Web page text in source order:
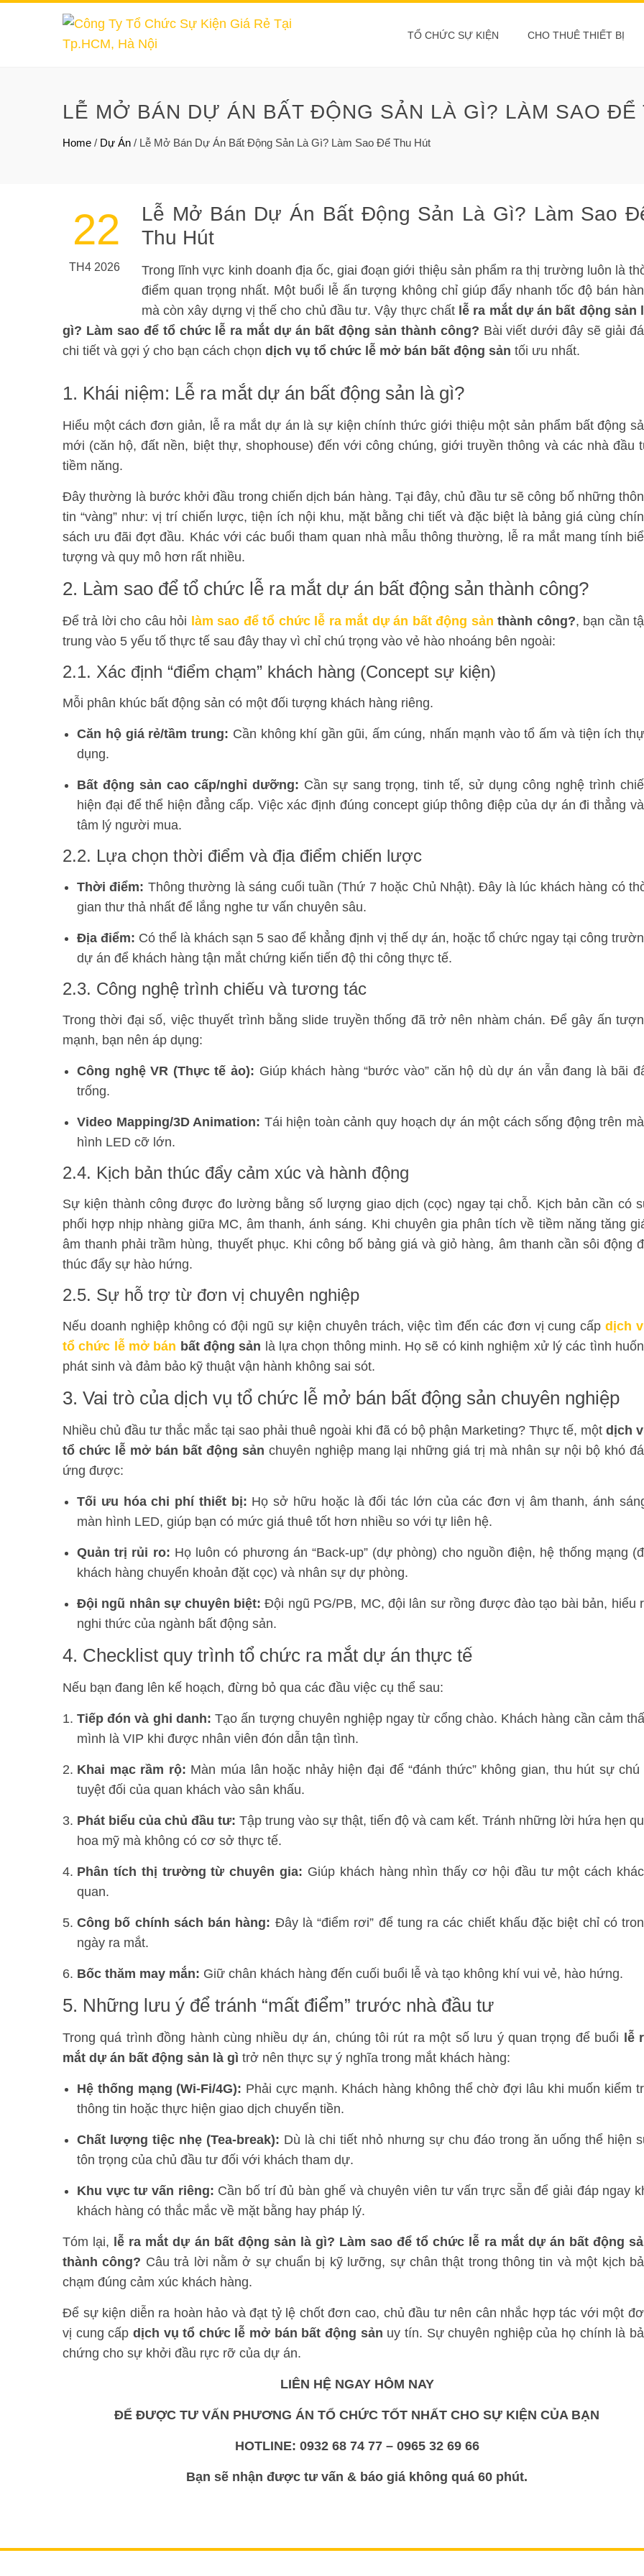
TỔ CHỨC SỰ KIỆN CHO THUÊ THIẾT BỊ
LỄ MỞ BÁN DỰ ÁN BẤT ĐỘNG SẢN LÀ GÌ? LÀM SAO ĐỂ
Home / Dự Án / Lễ Mở Bán Dự Án Bất Động Sản Là Gì? Làm Sao Để Thu Hút
22
TH4 2026
Lễ Mở Bán Dự Án Bất Động Sản Là Gì? Làm Sao
Thu Hút
Trong lĩnh vực kinh doanh địa ốc, giai đoạn giới thiệu sản phẩm ra thị trường luôn là
điểm quan trọng nhất. Một buổi lễ ấn tượng không chỉ giúp đẩy nhanh tốc độ bán
mà còn xây dựng vị thế cho chủ đầu tư. Vậy thực chất lễ ra mắt dự án bất động sản
gì? Làm sao để tổ chức lễ ra mắt dự án bất động sản thành công? Bài viết dưới đây sẽ giải
chi tiết và gợi ý cho bạn cách chọn dịch vụ tổ chức lễ mở bán bất động sản tối ưu nhất.
1. Khái niệm: Lễ ra mắt dự án bất động sản là gì?
Hiểu một cách đơn giản, lễ ra mắt dự án là sự kiện chính thức giới thiệu một sản phẩm bất động
mới (căn hộ, đất nền, biệt thự, shophouse) đến với công chúng, giới truyền thông và các nhà đầu
tiềm năng.
Đây thường là bước khởi đầu trong chiến dịch bán hàng. Tại đây, chủ đầu tư sẽ công bố những
tin “vàng” như: vị trí chiến lược, tiện ích nội khu, mặt bằng chi tiết và đặc biệt là bảng giá cùng
sách ưu đãi đợt đầu. Khác với các buổi tham quan nhà mẫu thông thường, lễ ra mắt mang tính
tượng và quy mô hơn rất nhiều.
2. Làm sao để tổ chức lễ ra mắt dự án bất động sản thành công?
Để trả lời cho câu hỏi làm sao để tổ chức lễ ra mắt dự án bất động sản thành công?, bạn cần
trung vào 5 yếu tố thực tế sau đây thay vì chỉ chú trọng vào vẻ hào nhoáng bên ngoài:
2.1. Xác định “điểm chạm” khách hàng (Concept sự kiện)
Mỗi phân khúc bất động sản có một đối tượng khách hàng riêng.
Căn hộ giá rẻ/tầm trung: Cần không khí gần gũi, ấm cúng, nhấn mạnh vào tổ ấm và tiện ích
dụng.
Bất động sản cao cấp/nghỉ dưỡng: Cần sự sang trọng, tinh tế, sử dụng công nghệ trình
hiện đại để thể hiện đẳng cấp. Việc xác định đúng concept giúp thông điệp của dự án đi thẳng
tâm lý người mua.
2.2. Lựa chọn thời điểm và địa điểm chiến lược
Thời điểm: Thông thường là sáng cuối tuần (Thứ 7 hoặc Chủ Nhật). Đây là lúc khách hàng có
gian thư thả nhất để lắng nghe tư vấn chuyên sâu.
Địa điểm: Có thể là khách sạn 5 sao để khẳng định vị thế dự án, hoặc tổ chức ngay tại công
dự án để khách hàng tận mắt chứng kiến tiến độ thi công thực tế.
2.3. Công nghệ trình chiếu và tương tác
Trong thời đại số, việc thuyết trình bằng slide truyền thống đã trở nên nhàm chán. Để gây ấn
mạnh, bạn nên áp dụng:
Công nghệ VR (Thực tế ảo): Giúp khách hàng “bước vào” căn hộ dù dự án vẫn đang là bãi
trống.
Video Mapping/3D Animation: Tái hiện toàn cảnh quy hoạch dự án một cách sống động trên
hình LED cỡ lớn.
2.4. Kịch bản thúc đẩy cảm xúc và hành động
Sự kiện thành công được đo lường bằng số lượng giao dịch (cọc) ngay tại chỗ. Kịch bản cần có
phối hợp nhịp nhàng giữa MC, âm thanh, ánh sáng. Khi chuyên gia phân tích về tiềm năng tăng
âm thanh phải trầm hùng, thuyết phục. Khi công bố bảng giá và giỏ hàng, âm thanh cần sôi động
thúc đẩy sự hào hứng.
2.5. Sự hỗ trợ từ đơn vị chuyên nghiệp
Nếu doanh nghiệp không có đội ngũ sự kiện chuyên trách, việc tìm đến các đơn vị cung cấpdịch
tổ chức lễ mở bán bất động sản là lựa chọn thông minh. Họ sẽ có kinh nghiệm xử lý các tình
phát sinh và đảm bảo kỹ thuật vận hành không sai sót.
3. Vai trò của dịch vụ tổ chức lễ mở bán bất động sản chuyên nghiệp
Nhiều chủ đầu tư thắc mắc tại sao phải thuê ngoài khi đã có bộ phận Marketing? Thực tế, một dịch
tổ chức lễ mở bán bất động sản chuyên nghiệp mang lại những giá trị mà nhân sự nội bộ khó
ứng được:
Tối ưu hóa chi phí thiết bị: Họ sở hữu hoặc là đối tác lớn của các đơn vị âm thanh, ánh
màn hình LED, giúp bạn có mức giá thuê tốt hơn nhiều so với tự liên hệ.
Quản trị rủi ro: Họ luôn có phương án “Back-up” (dự phòng) cho nguồn điện, hệ thống mạng
khách hàng chuyển khoản đặt cọc) và nhân sự dự phòng.
Đội ngũ nhân sự chuyên biệt: Đội ngũ PG/PB, MC, đội lân sư rồng được đào tạo bài bản, hiểu
nghi thức của ngành bất động sản.
4. Checklist quy trình tổ chức ra mắt dự án thực tế
Nếu bạn đang lên kế hoạch, đừng bỏ qua các đầu việc cụ thể sau:
Tiếp đón và ghi danh: Tạo ấn tượng chuyên nghiệp ngay từ cổng chào. Khách hàng cần cảm
mình là VIP khi được nhân viên đón dẫn tận tình.
Khai mạc rầm rộ: Màn múa lân hoặc nhảy hiện đại để “đánh thức” không gian, thu hút sự chú
tuyệt đối của quan khách vào sân khấu.
Phát biểu của chủ đầu tư: Tập trung vào sự thật, tiến độ và cam kết. Tránh những lời hứa hẹn
hoa mỹ mà không có cơ sở thực tế.
Phân tích thị trường từ chuyên gia: Giúp khách hàng nhìn thấy cơ hội đầu tư một cách
quan.
Công bố chính sách bán hàng: Đây là “điểm rơi” để tung ra các chiết khấu đặc biệt chỉ có
ngày ra mắt.
Bốc thăm may mắn: Giữ chân khách hàng đến cuối buổi lễ và tạo không khí vui vẻ, hào hứng.
5. Những lưu ý để tránh “mất điểm” trước nhà đầu tư
Trong quá trình đồng hành cùng nhiều dự án, chúng tôi rút ra một số lưu ý quan trọng để buổi
lễ
mắt dự án bất động sản là gì trở nên thực sự ý nghĩa trong mắt khách hàng:
Hệ thống mạng (Wi-Fi/4G): Phải cực mạnh. Khách hàng không thể chờ đợi lâu khi muốn kiểm
thông tin hoặc thực hiện giao dịch chuyển tiền.
Chất lượng tiệc nhẹ (Tea-break): Dù là chi tiết nhỏ nhưng sự chu đáo trong ăn uống thể hiện
tôn trọng của chủ đầu tư đối với khách tham dự.
Khu vực tư vấn riêng: Cần bố trí đủ bàn ghế và chuyên viên tư vấn trực sẵn để giải đáp ngay
khách hàng có thắc mắc về mặt bằng hay pháp lý.
Tóm lại, lễ ra mắt dự án bất động sản là gì? Làm sao để tổ chức lễ ra mắt dự án bất động
thành công? Câu trả lời nằm ở sự chuẩn bị kỹ lưỡng, sự chân thật trong thông tin và một kịch
chạm đúng cảm xúc khách hàng.
Để sự kiện diễn ra hoàn hảo và đạt tỷ lệ chốt đơn cao, chủ đầu tư nên cân nhắc hợp tác với một
vị cung cấp dịch vụ tổ chức lễ mở bán bất động sản uy tín. Sự chuyên nghiệp của họ chính là
chứng cho sự khởi đầu rực rỡ của dự án.
LIÊN HỆ NGAY HÔM NAY
ĐỂ ĐƯỢC TƯ VẤN PHƯƠNG ÁN TỔ CHỨC TỐT NHẤT CHO SỰ KIỆN CỦA BẠN
HOTLINE: 0932 68 74 77 – 0965 32 69 66
Bạn sẽ nhận được tư vấn & báo giá không quá 60 phút.